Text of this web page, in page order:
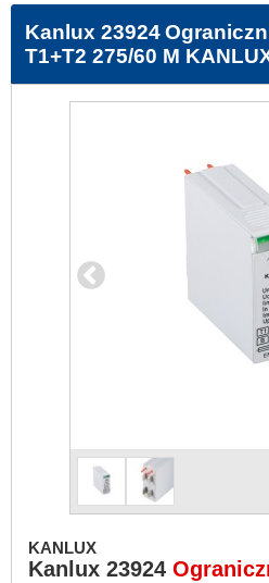
Kanlux 23924
T1+T2 275/60 M
KANLUX
Kanlux 23924